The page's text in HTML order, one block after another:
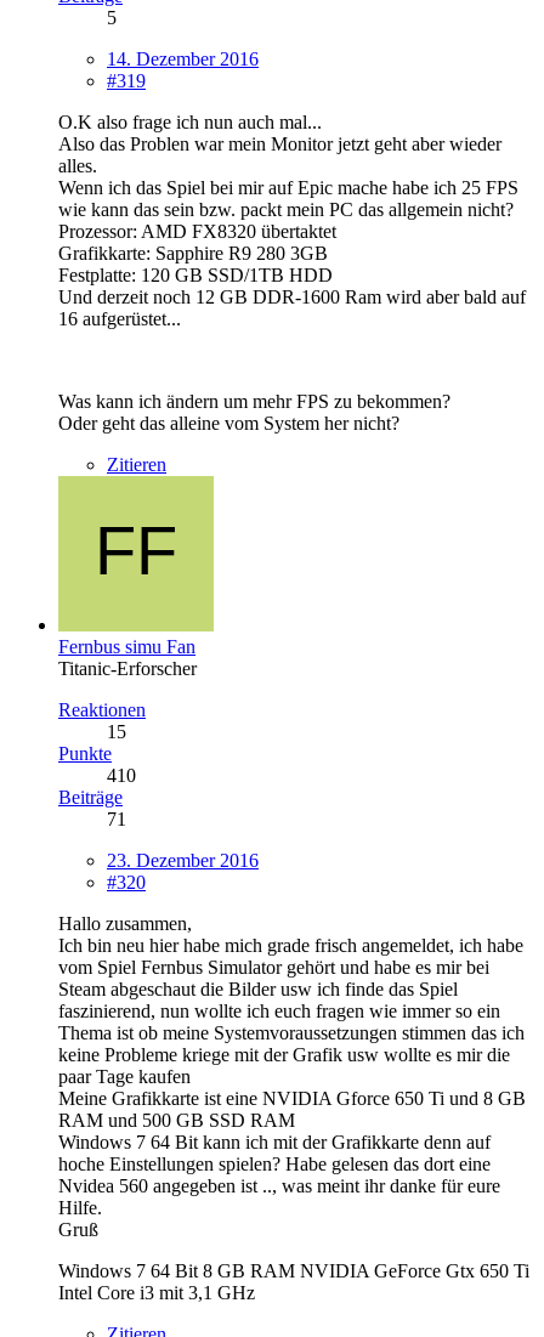
5
14. Dezember 2016
#319
O.K also frage ich nun auch mal...
Also das Problen war mein Monitor jetzt geht aber wieder
alles.
Wenn ich das Spiel bei mir auf Epic mache habe ich 25 FPS
wie kann das sein bzw. packt mein PC das allgemein nicht?
Prozessor: AMD FX8320 übertaktet
Grafikkarte: Sapphire R9 280 3GB
Festplatte: 120 GB SSD/1TB HDD
Und derzeit noch 12 GB DDR-1600 Ram wird aber bald auf
16 aufgerüstet...
Was kann ich ändern um mehr FPS zu bekommen?
Oder geht das alleine vom System her nicht?
Zitieren
Fernbus simu Fan
Titanic-Erforscher
Reaktionen
15
Punkte
410
Beiträge
71
23. Dezember 2016
#320
Hallo zusammen,
Ich bin neu hier habe mich grade frisch angemeldet, ich habe
vom Spiel Fernbus Simulator gehört und habe es mir bei
Steam abgeschaut die Bilder usw ich finde das Spiel
faszinierend, nun wollte ich euch fragen wie immer so ein
Thema ist ob meine Systemvoraussetzungen stimmen das ich
keine Probleme kriege mit der Grafik usw wollte es mir die
paar Tage kaufen
Meine Grafikkarte ist eine NVIDIA Gforce 650 Ti und 8 GB
RAM und 500 GB SSD RAM
Windows 7 64 Bit kann ich mit der Grafikkarte denn auf
hoche Einstellungen spielen? Habe gelesen das dort eine
Nvidea 560 angegeben ist .., was meint ihr danke für eure
Hilfe.
Gruß
Windows 7 64 Bit 8 GB RAM NVIDIA GeForce Gtx 650 Ti
Intel Core i3 mit 3,1 GHz